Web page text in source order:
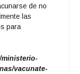
de no
las
para
vacunate-